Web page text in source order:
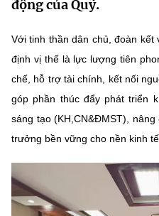
Sở hữu trí tuệ
Tiêu chuẩn, đo lường,
Năng lượng nguyên tử
Tin địa phương
Đổi mới sáng tạo
Chuyển đổi số
Bưu chính, Viễn thông
Sở hữu trí tuệ
Tiêu chuẩn, đo lường,
Năng lượng nguyên tử
Khác
Videos
Infographic
Voice
Nhiệm vụ trọng tâm
động của Quỹ.
Với tinh thần dân chủ, đoàn kết
định vị thế là lực lượng tiên
chế, hỗ trợ tài chính, kết nối
góp phần thúc đẩy phát triển
sáng tạo (KH,CN&ĐMST),
trưởng bền vững cho nền kinh tế.